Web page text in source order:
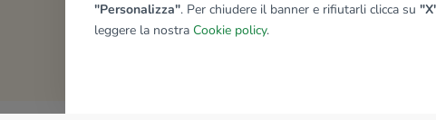
Mostra tutti gli immobili del riquadro
"Personalizza". Per chiudere il banner e rifiutarli clicca su
leggere la nostra Cookie policy.